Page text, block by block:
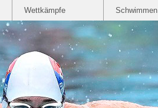
Wettkämpfe Schwimmen